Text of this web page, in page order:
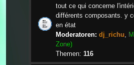
tout ce qui concerne
différents composants. y
en état
Moderatoren: dj_richu
Zone)
Themen: 116